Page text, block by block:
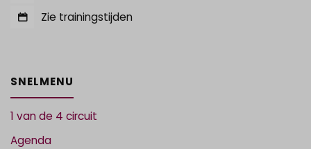
Zie trainingstijden
SNELMENU
1 van de 4 circuit
Agenda